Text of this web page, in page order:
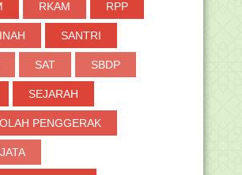
RKAM RPP
SANTRI
SAT SBDP
SEJARAH
PENGGERAK